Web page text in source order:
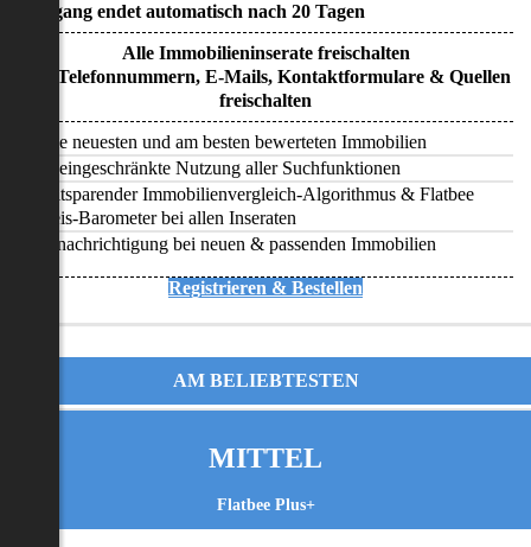
• Zugang endet automatisch nach 20 Tagen
Alle Immobilieninserate freischalten
Alle Telefonnummern, E-Mails, Kontaktformulare & Quellen
freischalten
Alle neuesten und am besten bewerteten Immobilien
Uneingeschränkte Nutzung aller Suchfunktionen
Zeitsparender Immobilienvergleich-Algorithmus & Flatbee
Preis-Barometer bei allen Inseraten
Benachrichtigung bei neuen & passenden Immobilien
Registrieren & Bestellen
AM BELIEBTESTEN
MITTEL
Flatbee Plus+